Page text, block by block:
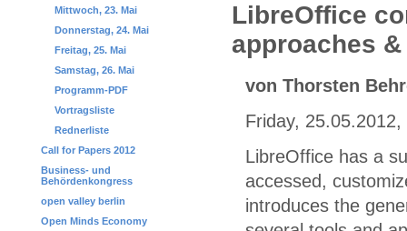
Mittwoch, 23. Mai
Donnerstag, 24. Mai
Freitag, 25. Mai
Samstag, 26. Mai
Programm-PDF
Vortragsliste
Rednerliste
Call for Papers 2012
Business- und
Behördenkongress
open valley berlin
Open Minds Economy
LibreOffice
approaches
von Thorsten
Friday,
LibreOffice has a
accessed,
introduces the